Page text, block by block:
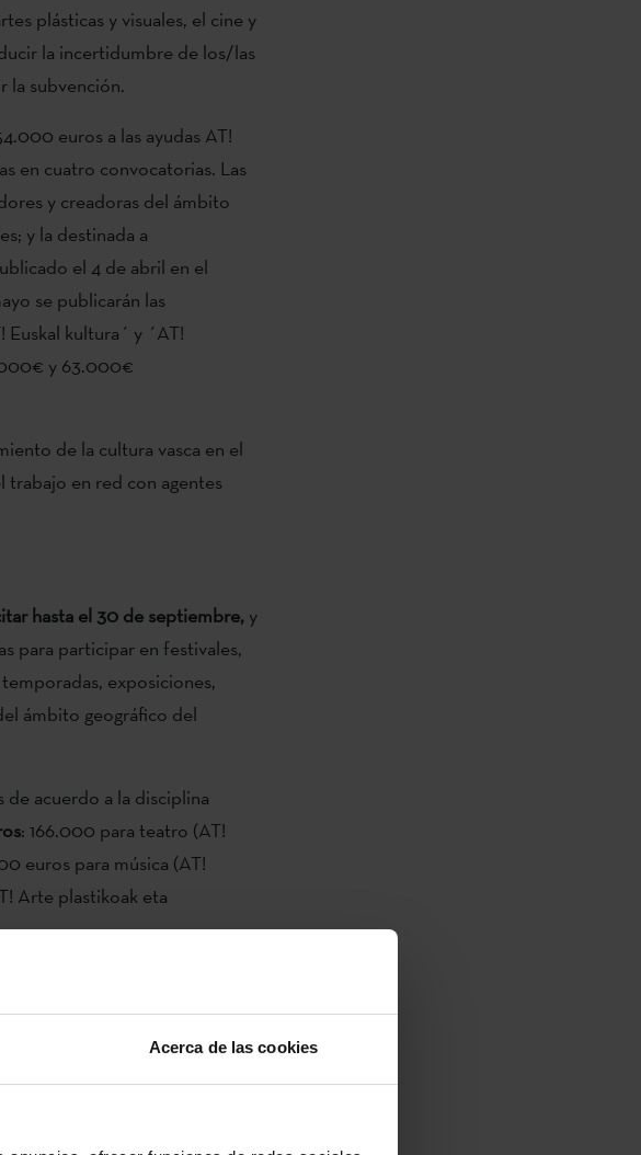
Acerca de las cookies
plásticas y visuales, el cine y
la incertidumbre de los/las
la subvención.
euros a las ayudas AT!
en cuatro convocatorias. Las
y creadoras del ámbito
y la destinada a
el 4 de abril en el
se publicarán las
Euskal kultura´ y ´AT!
y 63.000€
de la cultura vasca en el
trabajo en red con agentes
hasta el 30 de septiembre,y
para participar en festivales,
exposiciones,
ámbito geográfico del
acuerdo a la disciplina
: 166.000 para teatro (AT!
euros para música (AT!
Arte plastikoak eta